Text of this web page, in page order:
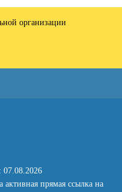
организации
07.08.2026
активная прямая ссылка на